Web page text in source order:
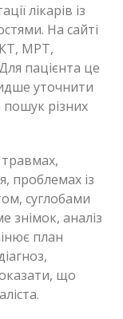
лікарів із
На сайті
КТ, МРТ,
пацієнта це
уточнити
пошук різних
проблемах із
суглобами
знімок, аналіз
план
що